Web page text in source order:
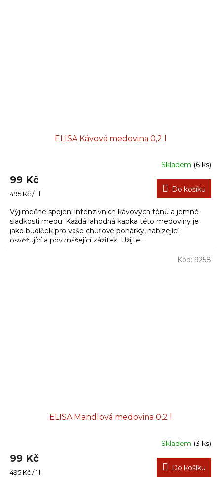
ELISA Kávová medovina 0,2 l
Skladem (6 ks)
99 Kč
Měrná
495 Kč / 1 l Do košíku
Výjimečné spojení intenzivních kávových tónů a jemné
sladkosti medu. Každá lahodná kapka této medoviny je
jako budíček pro vaše chuťové pohárky, nabízející
osvěžující a povznášející zážitek. Užijte...
ELISA Mandlová medovina 0,2 l
Skladem (3 ks)
99 Kč
Měrná
495 Kč / 1 l Do košíku
Kód: 9258